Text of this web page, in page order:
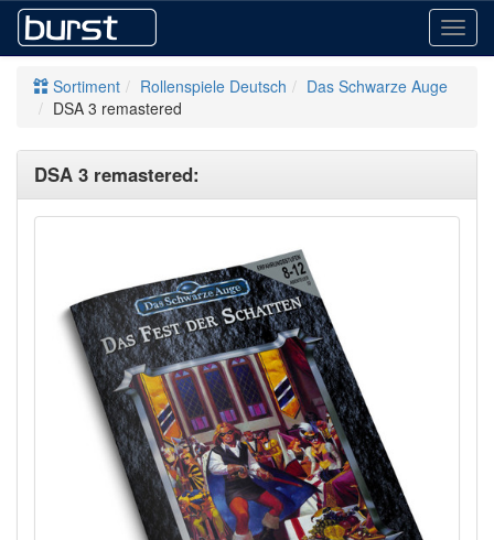
Sortiment
Rollenspiele Deutsch
Das Schwarze Auge
DSA 3 remastered
DSA 3 remastered: